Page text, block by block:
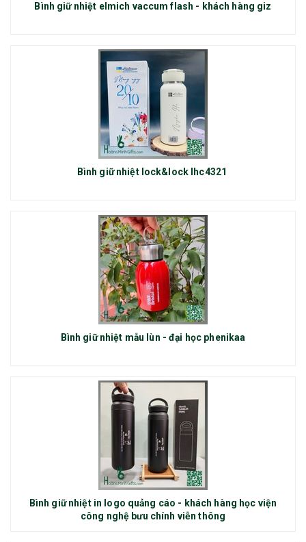
Bình giữ nhiệt elmich vaccum flash - khách hàng giz
Bình giữ nhiệt lock&lock lhc4321
Bình giữ nhiệt mẫu lùn - đại học phenikaa
Bình giữ nhiệt in logo quảng cáo - khách hàng học viện
công nghệ bưu chính viễn thông